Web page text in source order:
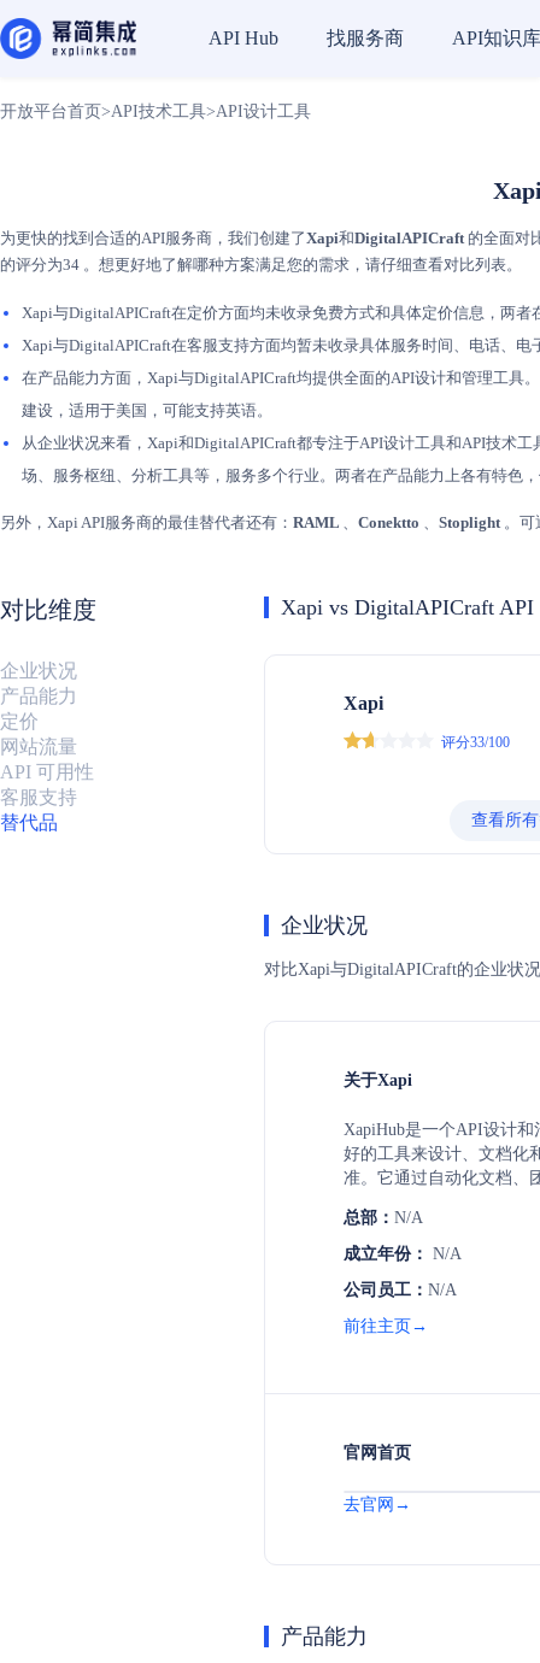
API Hub 找服务商 API知识库
开放平台首页 >API技术工具>API设计工具
为更快的找到合适的API服务商，我们创建了Xapi和DigitalAPICraft的全面对
的评分为34 。想更好地了解哪种方案满足您的需求，请仔细查看对比列表。
Xapi与DigitalAPICraft在定价方面均未收录免费方式和具体定价信息，两者
Xapi与DigitalAPICraft在客服支持方面均暂未收录具体服务时间、电话、
在产品能力方面，Xapi与DigitalAPICraft均提供全面的API设计和管理工具
建设，适用于美国，可能支持英语。
从企业状况来看，Xapi和DigitalAPICraft都专注于API设计工具和API技术
场、服务枢纽、分析工具等，服务多个行业。两者在产品能力上各有特色
另外，Xapi API服务商的最佳替代者还有： RAML 、 Conektto 、 Stoplight 。可
对比维度
企业状况
产品能力
定价
网站流量
API 可用性
客服支持
替代品
Xapi vs DigitalAPICraft API
Xapi
评分33/100
查看所
企业状况
对比Xapi与DigitalAPICraft的企业状
关于Xapi
XapiHub是一个API设计
好的工具来设计、文档化
准。它通过自动化文档、
率，降低成本，并增加收
总部： N/A
成立年份： N/A
公司员工： N/A
前往主页→
官网首页
去官网→
产品能力